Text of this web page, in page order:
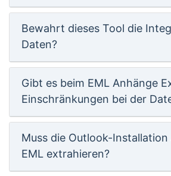
Bewahrt dieses Tool die
Daten?
Gibt es beim EML Anhänge
Einschränkungen bei der
Muss die Outlook-Installation
EML extrahieren?